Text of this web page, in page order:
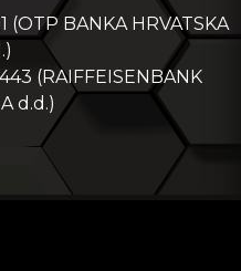
(OTP BANKA HRVATSKA
(RAIFFEISENBANK
d.d.)